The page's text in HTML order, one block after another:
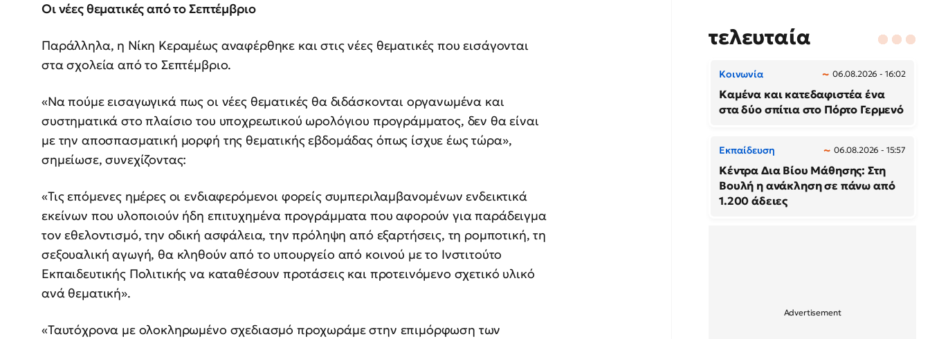
Οι νέες θεματικές από το Σεπτέμβριο
Παράλληλα, η Νίκη Κεραμέως αναφέρθηκε και στις νέες θεματικές που εισάγονται
στα σχολεία από το Σεπτέμβριο.
«Να πούμε εισαγωγικά πως οι νέες θεματικές θα διδάσκονται οργανωμένα και
συστηματικά στο πλαίσιο του υποχρεωτικού ωρολόγιου προγράμματος, δεν θα είναι
με την αποσπασματική μορφή της θεματικής εβδομάδας όπως ίσχυε έως τώρα»,
σημείωσε, συνεχίζοντας:
«Τις επόμενες ημέρες οι ενδιαφερόμενοι φορείς συμπεριλαμβανομένων ενδεικτικά
εκείνων που υλοποιούν ήδη επιτυχημένα προγράμματα που αφορούν για παράδειγμα
τον εθελοντισμό, την οδική ασφάλεια, την πρόληψη από εξαρτήσεις, τη ρομποτική, τη
σεξουαλική αγωγή, θα κληθούν από το υπουργείο από κοινού με το Ινστιτούτο
Εκπαιδευτικής Πολιτικής να καταθέσουν προτάσεις και προτεινόμενο σχετικό υλικό
ανά θεματική».
«Ταυτόχρονα με ολοκληρωμένο σχεδιασμό προχωράμε στην επιμόρφωση των
τελευταία
Κοινωνία 06.08.2026 - 16:02
Καμένα και κατεδαφιστέα ένα
στα δύο σπίτια στο Πόρτο Γερμενό
Εκπαίδευση 06.08.2026 - 15:57
Κέντρα Δια Βίου Μάθησης: Στη
Βουλή η ανάκληση σε πάνω από
1.200 άδειες